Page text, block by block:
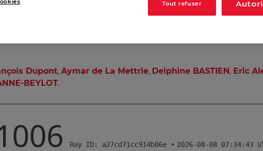
véritable écosystème d’apprentissage dynamique.
apprendre ce qui existe déjà, mais un « terrain de
Dupont, Aymar de La Mettrie, Delphine BASTIEN, Eric
BEYLOT.
Tout refuser